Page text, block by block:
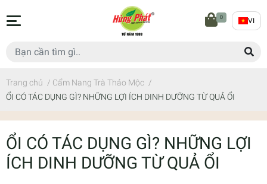
0 VI
Trang chủ / Cẩm Nang Trà Thảo Mộc /
ỔI CÓ TÁC DỤNG GÌ? NHỮNG LỢI ÍCH DINH DƯỠNG TỪ QUẢ ỔI
ỔI CÓ TÁC DỤNG GÌ? NHỮNG LỢI
ÍCH DINH DƯỠNG TỪ QUẢ ỔI